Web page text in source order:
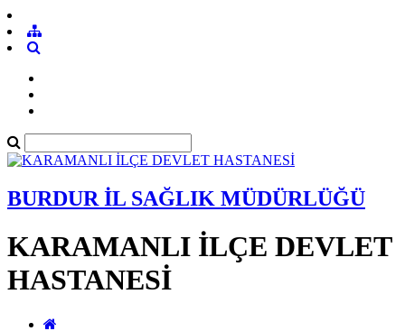
BURDUR İL SAĞLIK MÜDÜRLÜĞÜ
KARAMANLI İLÇE DEVLET
HASTANESİ